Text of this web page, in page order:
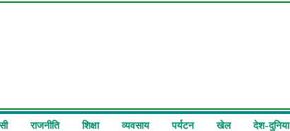
राजनीति शिक्षा व्यवसाय पर्यटन खेल देश-दुनिया